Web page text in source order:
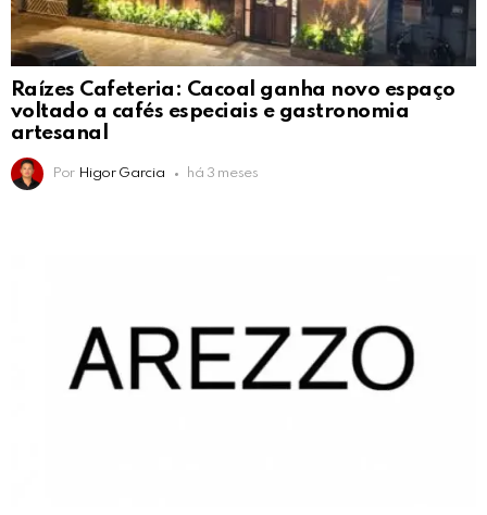
Raízes Cafeteria: Cacoal ganha novo espaço
voltado a cafés especiais e gastronomia
artesanal
Por Higor Garcia há 3 meses